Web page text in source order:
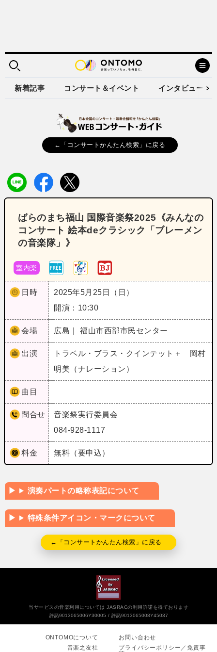
新着記事 コンサート＆イベント インタビュー
←「コンサートかんたん検索」に戻る
ばらのまち福山 国際音楽祭2025《みんなの
コンサート 絵本deクラシック「ブレーメン
の音楽隊」》
室内楽
日時
2025年5月25日（日）
開演：10:30
会場 広島｜ 福山市西部市民センター
出演
トラベル・ブラス・クインテット＋ 岡村
明美（ナレーション）
曲目
問合せ
音楽祭実行委員会
084-928-1117
料金 無料（要申込）
演奏パートの略称表記について
特殊条件アイコン・マークについて
←「コンサートかんたん検索」に戻る
当サービスの音楽利用については JASRACの利用許諾を得ております
許諾9013065006Y30005
許諾9013065008Y45037
ONTOMOについて
音楽之友社
お問い合わせ
プライバシーポリシー／免責事